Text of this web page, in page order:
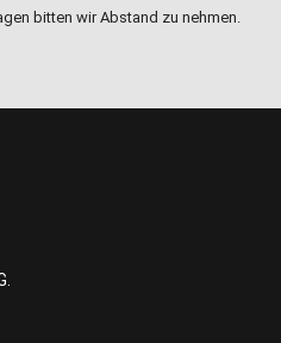
bitten wir Abstand zu nehmen.